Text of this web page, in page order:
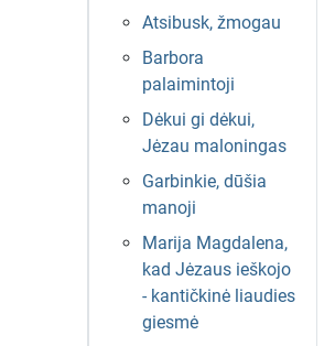
Atsibusk, žmogau
Barbora
palaimintoji
Dėkui gi dėkui,
Jėzau maloningas
Garbinkie, dūšia
manoji
Marija Magdalena,
kad Jėzaus ieškojo
- kantičkinė liaudies
giesmė